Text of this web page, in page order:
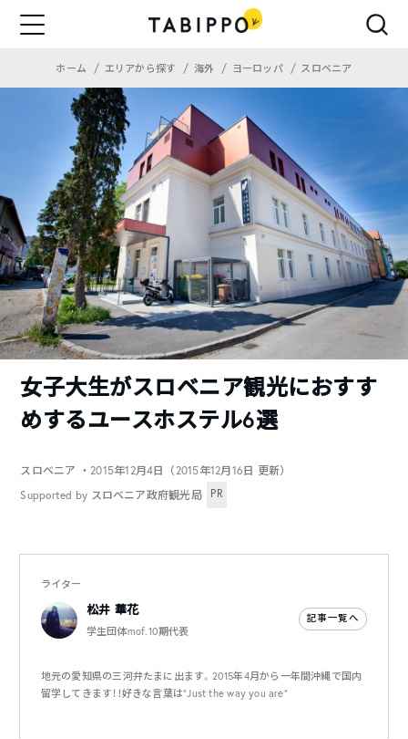
ホーム エリアから探す 海外 ヨーロッパ スロベニア
女子大生がスロベニア観光におすす
めするユースホステル6選
スロベニア ・2015年12月4日（2015年12月16日 更新）
Supported by スロベニア政府観光局
PR
ライター
松井 華花
学生団体mof.10期代表
記事一覧へ
地元の愛知県の三河弁たまに出ます。2015年4月から一年間沖縄で国内
留学してきます！！好きな言葉は"Just the way you are"